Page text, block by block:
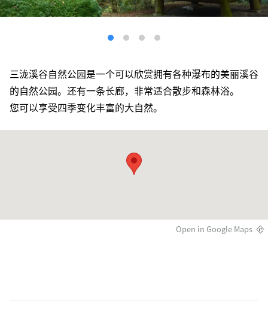
三泷溪谷自然公园是一个可以欣赏拥有各种瀑布的美丽溪谷
的自然公园。还有一条长廊，非常适合散步和森林浴。
您可以享受四季变化丰富的大自然。
Open in Google Maps